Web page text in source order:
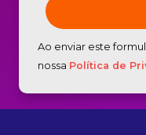
Ao enviar este
nossa Política de